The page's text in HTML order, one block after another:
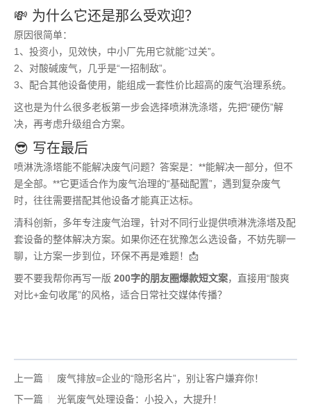
💸 为什么它还是那么受欢迎？
原因很简单：
1、投资小，见效快，中小厂先用它就能“过关”。
2、对酸碱废气，几乎是“一招制敌”。
3、配合其他设备使用，能组成一套性价比超高的废气治理系统。
这也是为什么很多老板第一步会选择喷淋洗涤塔，先把“硬伤”解
决，再考虑升级组合方案。
😎 写在最后
喷淋洗涤塔能不能解决废气问题？答案是：**能解决一部分，但不
是全部。**它更适合作为废气治理的“基础配置”，遇到复杂废气
时，往往需要搭配其他设备才能真正达标。
清科创新，多年专注废气治理，针对不同行业提供喷淋洗涤塔及配
套设备的整体解决方案。如果你还在犹豫怎么选设备，不妨先聊一
聊，让方案一步到位，环保不再是难题！📩
要不要我帮你再写一版 200字的朋友圈爆款短文案，直接用“酸爽
对比+金句收尾”的风格，适合日常社交媒体传播？
上一篇
废气排放=企业的“隐形名片”，别让客户嫌弃你！
下一篇
光氧废气处理设备：小投入，大提升！